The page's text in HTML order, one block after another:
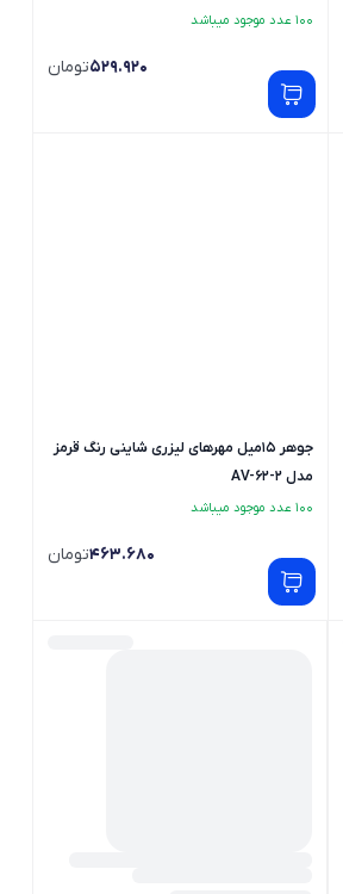
100 عدد موجود میباشد
529.920تومان
جوهر 15میل مهرهای لیزری شاینی رنگ قرمز
مدل AV-62-2
100 عدد موجود میباشد
463.680تومان